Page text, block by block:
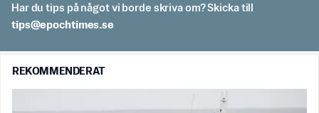
Har du tips på något vi borde skriva om? Skicka till
es.semithcope@spit
REKOMMENDERAT